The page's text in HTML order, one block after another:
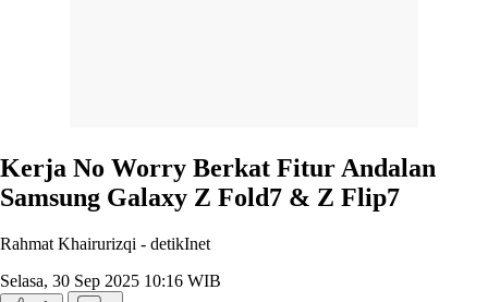
Kerja No Worry Berkat Fitur Andalan
Samsung Galaxy Z Fold7 & Z Flip7
Rahmat Khairurizqi - detikInet
Selasa, 30 Sep 2025 10:16 WIB